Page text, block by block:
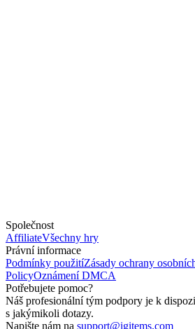
Společnost
AffiliateVšechny hry
Právní informace
Podmínky použitíZásady ochrany
PolicyOznámení DMCA
Potřebujete pomoc?
Náš profesionální tým podpory je k
s jakýmikoli dotazy.
Napište nám na support@igitems.com